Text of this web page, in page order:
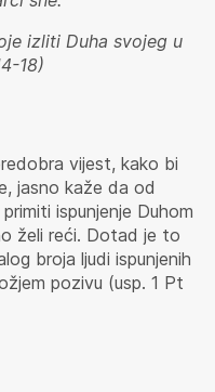
izliti Duha svojeg u
18)
vijest, kako bi
jasno kaže da od
ispunjenje Duhom
želi reći. Dotad je to
broja ljudi ispunjenih
pozivu (usp. 1 Pt